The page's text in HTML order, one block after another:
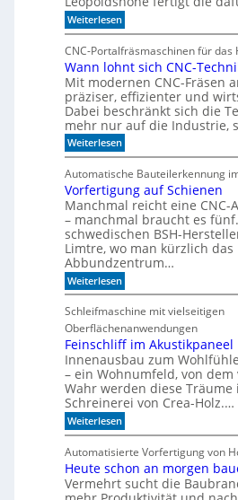
I
R
-
n
s
o
r
e
n
r
k
e
z
u
m
B
ü
c
h
e
r
r
e
a
l
Weiterlesen:
I
T
a
k
t
d
e
r
S
e
r
i
e
CNC-Portalfräsmaschinen für das
Wann lohnt sich CNC-
Mit modernen CNC-Fräsen
präziser, effizienter und
Dabei beschränkt sich die
mehr nur auf die Industrie,
Weiterlesen:
W
a
n
n
l
o
h
n
t
s
i
c
h
C
N
C
-
T
e
c
h
n
i
?
Automatische Bauteilerkennung
Vorfertigung auf Schienen
Manchmal reicht eine CNC-
– manchmal braucht es
schwedischen BSH-
Limtre, wo man kürzlich das
Abbundzentrum…
Weiterlesen:
V
o
r
f
e
r
t
i
g
u
n
g
u
f
S
c
Schleifmaschine mit vielseitigen
Oberflächenanwendungen
Feinschliff im Akustikpaneel
Innenausbau zum
– ein Wohnumfeld, von
Wahr werden diese Träume
Schreinerei von Crea-Holz.…
Weiterlesen:
F
i
n
s
c
Automatisierte Vorfertigung von
Heute schon an morgen
Vermehrt sucht die